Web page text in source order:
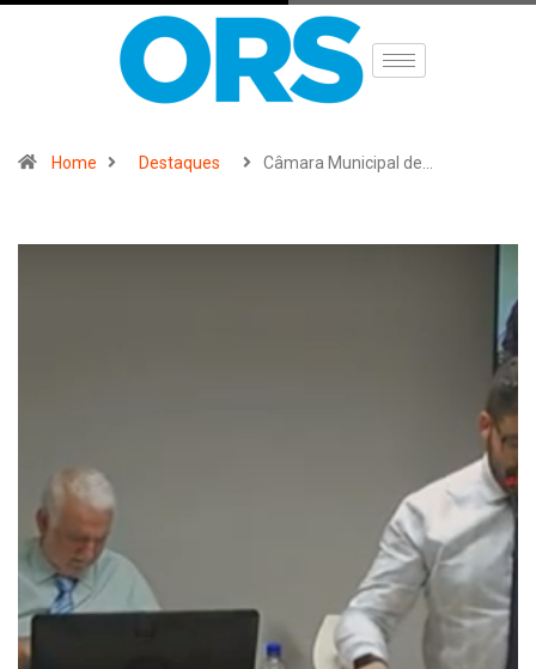
Home Destaques Câmara Municipal de…